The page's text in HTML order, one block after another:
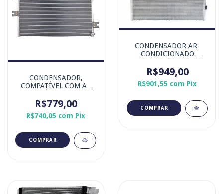
CONDENSADOR,
COMPATÍVEL COM AS
CATERPILLAR,
KOMATSU e SANY
R$779,00
R$740,05 com Pix
CONDENSADOR AR-
CONDICIONADO
ÔNIBUS SD8 (SISTEMA
DENSO)
R$949,00
R$901,55 com Pix